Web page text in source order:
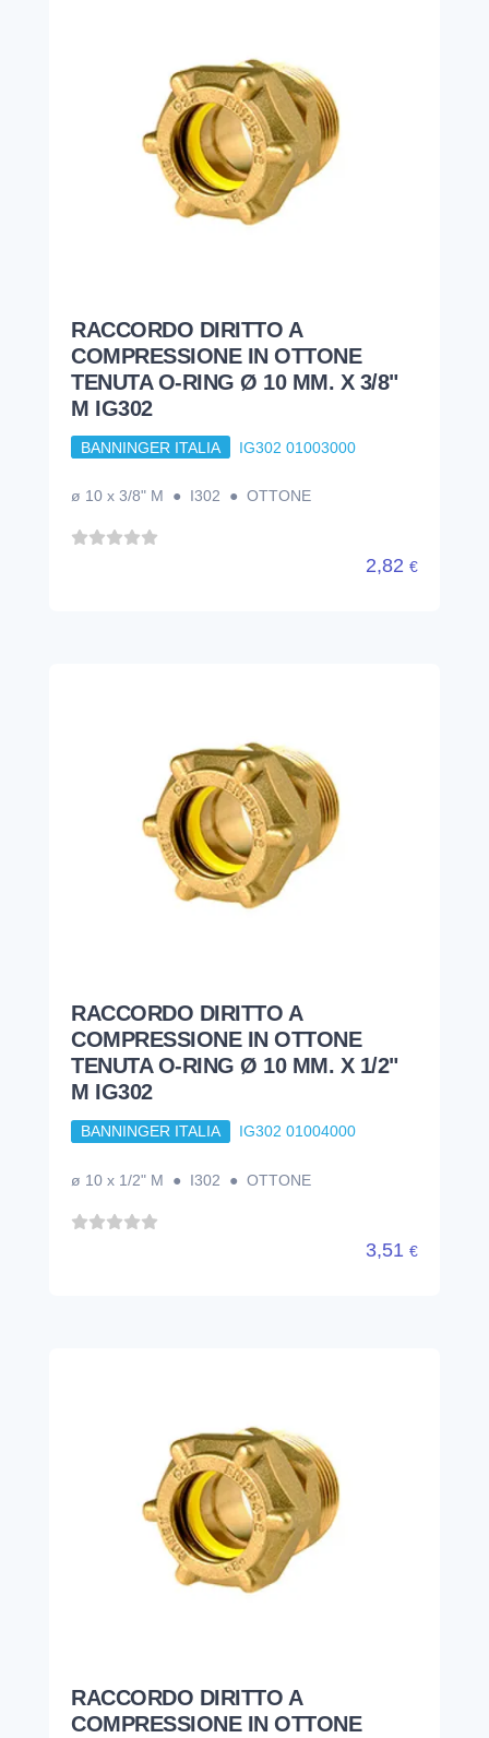
RACCORDO DIRITTO A
COMPRESSIONE IN OTTONE
TENUTA O-RING Ø 10 MM. X 3/8"
M IG302
BANNINGER ITALIA IG302 01003000
ø 10 x 3/8" M ● I302 ● OTTONE
2,82 €
RACCORDO DIRITTO A
COMPRESSIONE IN OTTONE
TENUTA O-RING Ø 10 MM. X 1/2"
M IG302
BANNINGER ITALIA IG302 01004000
ø 10 x 1/2" M ● I302 ● OTTONE
3,51 €
RACCORDO DIRITTO A
COMPRESSIONE IN OTTONE